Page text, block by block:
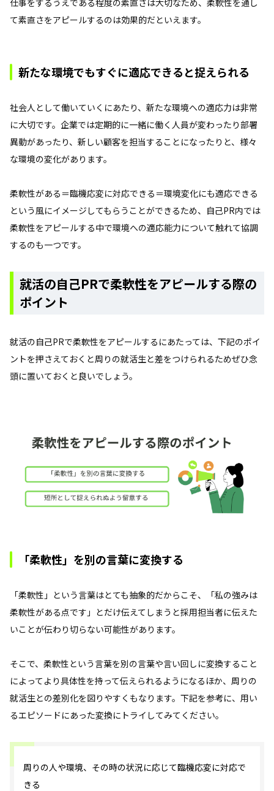
て素直さをアピールするのは効果的だといえます。
新たな環境でもすぐに適応できると捉えられる
社会人として働いていくにあたり、新たな環境への適応力は非常
に大切です。企業では定期的に一緒に働く人員が変わったり部署
異動があったり、新しい顧客を担当することになったりと、様々
な環境の変化があります。
柔軟性がある＝臨機応変に対応できる＝環境変化にも適応できる
という風にイメージしてもらうことができるため、自己PR内では
柔軟性をアピールする中で環境への適応能力について触れて協調
するのも一つです。
就活の自己PRで柔軟性をアピールする際の
ポイント
就活の自己PRで柔軟性をアピールするにあたっては、下記のポイ
ントを押さえておくと周りの就活生と差をつけられるためぜひ念
頭に置いておくと良いでしょう。
「柔軟性」を別の言葉に変換する
「柔軟性」という言葉はとても抽象的だからこそ、「私の強みは
柔軟性がある点です」とだけ伝えてしまうと採用担当者に伝えた
いことが伝わり切らない可能性があります。
そこで、柔軟性という言葉を別の言葉や言い回しに変換すること
によってより具体性を持って伝えられるようになるほか、周りの
就活生との差別化を図りやすくもなります。下記を参考に、用い
るエピソードにあった変換にトライしてみてください。
周りの人や環境、その時の状況に応じて臨機応変に対応で
きる